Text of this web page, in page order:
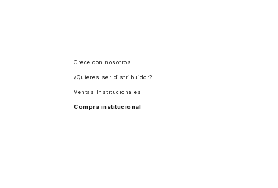
Crece con nosotros
¿Quieres ser distribuidor?
Ventas Institucionales
Compra institucional